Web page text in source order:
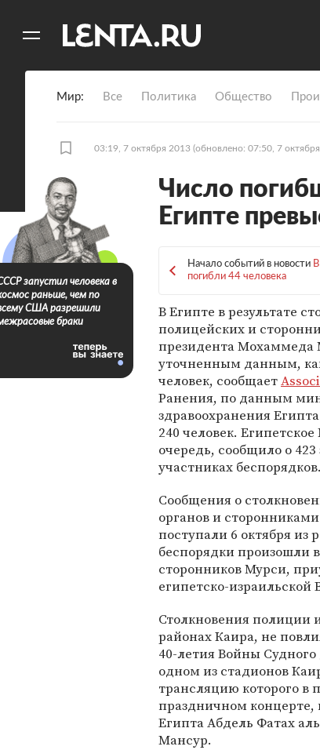
Мир Все Политика Общество
03:19, 7 октября 2013 (обновлено: 07:50, 7
Число
Египте
Начало событий в новости
погибли 44 человека
В Египте в результате
полицейских и
президента Мохаммеда
уточненным данным,
человек, сообщает
Ранения, по данным
здравоохранения
240 человек.
очередь, сообщило о
участниках беспорядков.
Сообщения о
органов и
поступали 6 октября из
беспорядки произошли
сторонников Мурси,
египетско-
Столкновения полиции
районах Каира, не
40-летия Войны
одном из стадионов
трансляцию которого в
праздничном концерте,
Египта Абдель Фатах
Мансур.
запустил человека в
раньше, чем по
США разрешили
браки